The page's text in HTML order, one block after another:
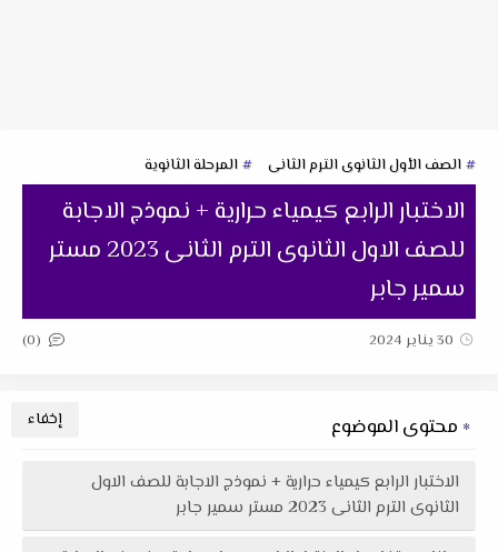
الصف الأول الثانوى الترم الثانى المرحلة الثانوية
الاختبار الرابع كيمياء حرارية + نموذج الاجابة
للصف الاول الثانوى الترم الثانى 2023 مستر
سمير جابر
30 يناير 2024 (0)
محتوى الموضوع
الاختبار الرابع كيمياء حرارية + نموذج الاجابة للصف الاول
الثانوى الترم الثانى 2023 مستر سمير جابر